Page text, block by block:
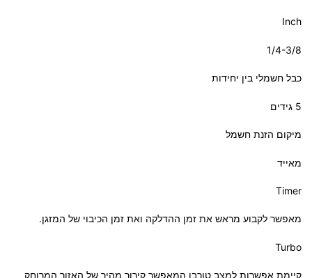
Inch
1/4-3/8
כבל חשמלי בין יחידות
5 גידים
מיקום הזנת חשמל
מאייד
Timer
מאפשר לקבוע מראש את זמן ההדלקה ואת זמן הכיבוי של המזגן.
Turbo
קיימת אפשרות למצב טורבו המאפשר קירור מהיר של האזור המרוחק